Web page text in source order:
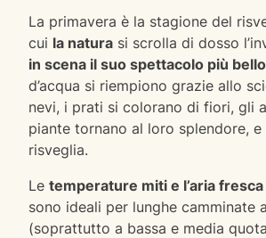
La primavera è la stagione del
cui la natura si scrolla di dosso
in scena il suo spettacolo più bello
d’acqua si riempiono grazie allo
nevi, i prati si colorano di fiori, gli
piante tornano al loro splendore, e
risveglia.
Le temperature miti e l’aria
sono ideali per lunghe camminate
(soprattutto a bassa e media